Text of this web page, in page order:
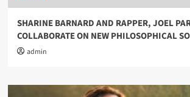
SHARINE BARNARD AND RAPPER, JOEL
COLLABORATE ON NEW PHILOSOPHICAL
admin